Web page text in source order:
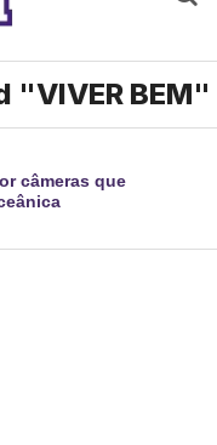
"VIVER BEM"
câmeras que